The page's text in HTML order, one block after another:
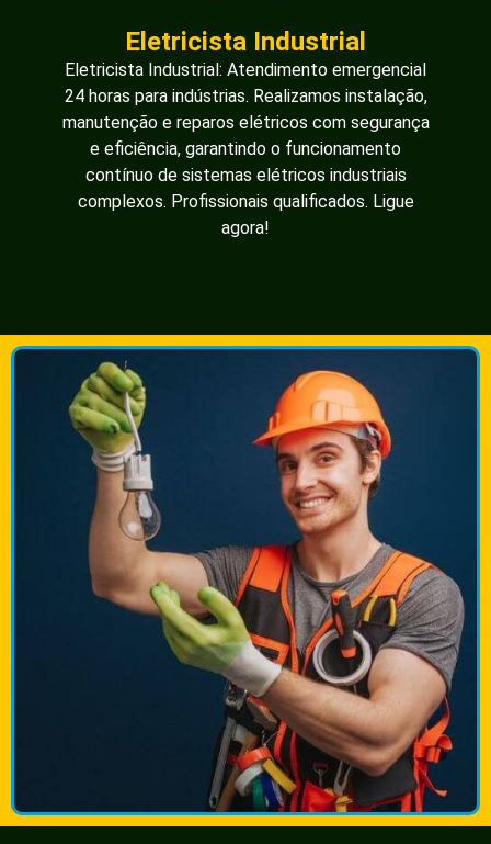
Eletricista Industrial
Eletricista Industrial: Atendimento emergencial
24 horas para indústrias. Realizamos instalação,
manutenção e reparos elétricos com segurança
e eficiência, garantindo o funcionamento
contínuo de sistemas elétricos industriais
complexos. Profissionais qualificados. Ligue
agora!